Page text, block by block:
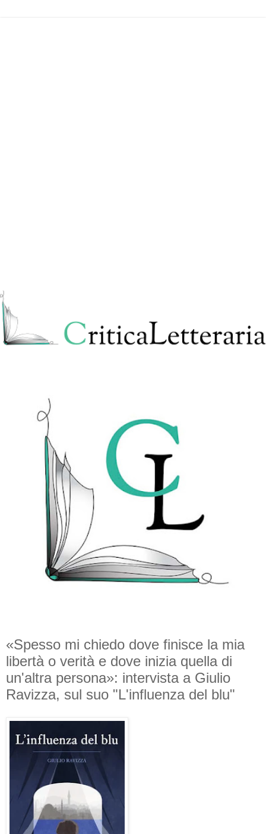
«Spesso mi chiedo dove finisce la mia
libertà o verità e dove inizia quella di
un'altra persona»: intervista a Giulio
Ravizza, sul suo "L'influenza del blu"